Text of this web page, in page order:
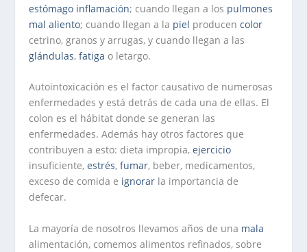
estómago inflamación; cuando llegan a los pulmones
mal aliento; cuando llegan a la piel producencolor
cetrino, granos y arrugas, y cuando llegan a las
glándulas,fatiga o letargo.
Autointoxicación es el factor causativo de numerosas
enfermedades y está detrás de cada una de ellas. El
colon es el hábitat donde se generan las
enfermedades. Además hay otros factores que
contribuyen a esto: dieta impropia,ejercicio
insuficiente,estrés,fumar, beber, medicamentos,
exceso de comida e ignorar la importancia de
defecar.
La mayoría de nosotros llevamos años de una mala
alimentación, comemos alimentos refinados, sobre